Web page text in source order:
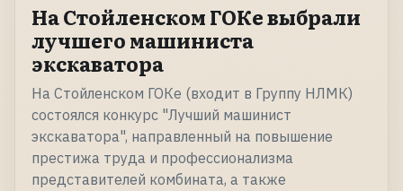
На Стойленском ГОКе выбрали
лучшего машиниста
экскаватора
На Стойленском ГОКе (входит в Группу НЛМК)
состоялся конкурс "Лучший машинист
экскаватора", направленный на повышение
престижа труда и профессионализма
представителей комбината, а также